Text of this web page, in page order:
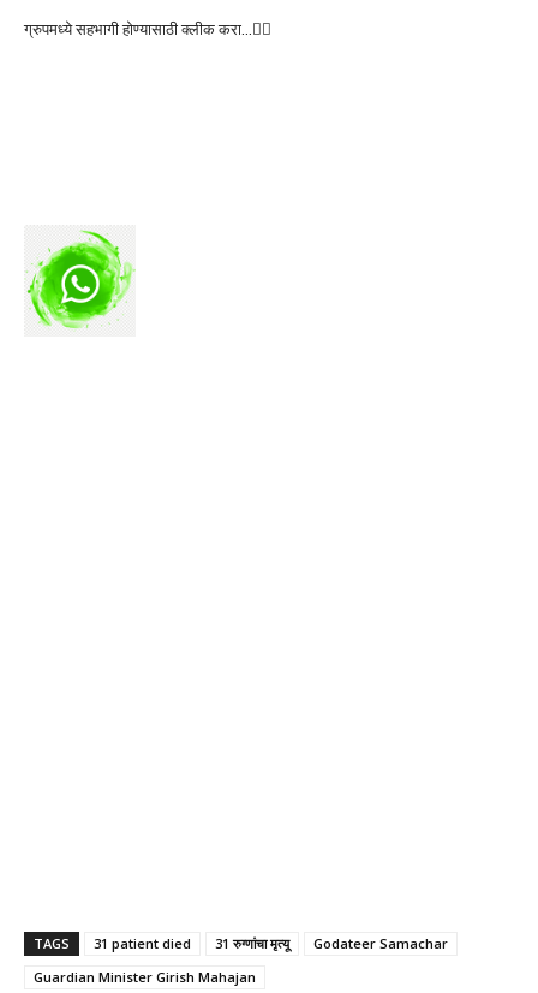
ग्रुपमध्ये सहभागी होण्यासाठी क्लीक करा…👆🏻
TAGS 31 patient died 31 रुग्णांचा मृत्यू
Godateer Samachar
Guardian Minister Girish Mahajan